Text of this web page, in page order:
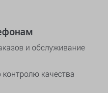
и обслуживание
качества